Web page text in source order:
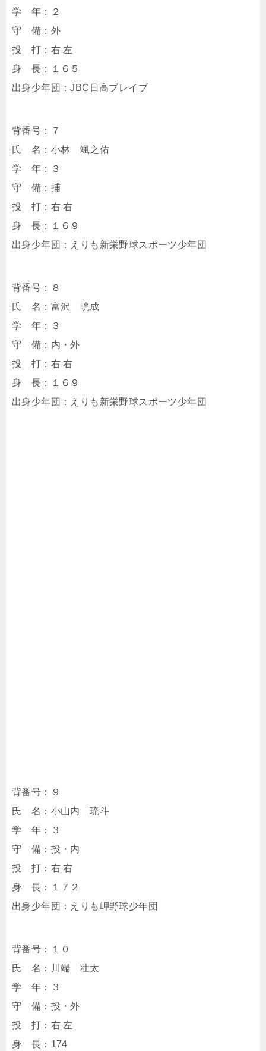
学 年：２
守 備：外
投 打：右 左
身 長：１６５
出身少年団：JBC日高ブレイブ
背番号：７
氏 名：小林 颯之佑
学 年：３
守 備：捕
投 打：右 右
身 長：１６９
出身少年団：えりも新栄野球スポーツ少年団
背番号：８
氏 名：富沢 晄成
学 年：３
守 備：内・外
投 打：右 右
身 長：１６９
出身少年団：えりも新栄野球スポーツ少年団
背番号：９
氏 名：小山内 琉斗
学 年：３
守 備：投・内
投 打：右 右
身 長：１７２
出身少年団：えりも岬野球少年団
背番号：１０
氏 名：川端 壮太
学 年：３
守 備：投・外
投 打：右 左
身 長：174